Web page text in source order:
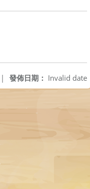
發佈日期： Invalid date
|